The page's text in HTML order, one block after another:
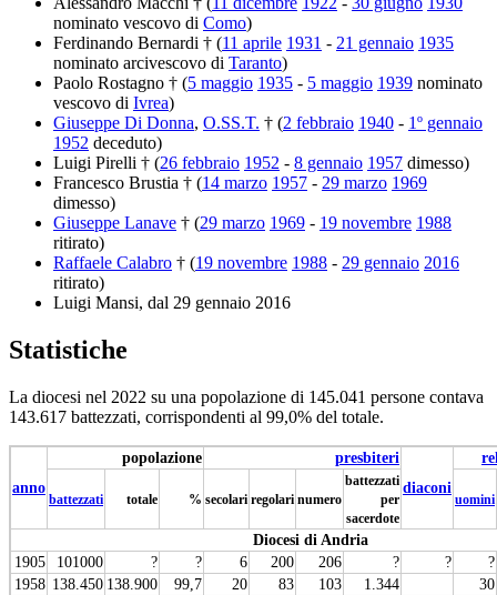
nominato vescovo di Como)
Ferdinando Bernardi † (11 aprile 1931 - 21 gennaio 1935
nominato arcivescovo di Taranto)
Paolo Rostagno † (5 maggio 1935 - 5 maggio 1939 nominato
vescovo di Ivrea)
Giuseppe Di Donna, O.SS.T. † (2 febbraio 1940 - 1º gennaio
1952 deceduto)
Luigi Pirelli † (26 febbraio 1952 - 8 gennaio 1957 dimesso)
Francesco Brustia † (14 marzo 1957 - 29 marzo 1969
dimesso)
Giuseppe Lanave † (29 marzo 1969 - 19 novembre 1988
ritirato)
Raffaele Calabro † (19 novembre 1988 - 29 gennaio 2016
ritirato)
Luigi Mansi, dal 29 gennaio 2016
Statistiche
La diocesi nel 2022 su una popolazione di 145.041 persone contava
143.617 battezzati, corrispondenti al 99,0% del totale.
anno
popolazione
presbiteri
diaconi
battezzati totale % secolari regolari numero
battezzati
per
sacerdote
uomini
Diocesi di Andria
1905
101000 ? ? 6 200 206 ? ?
?
1958 138.450 138.900 99,7 20 83 103 1.344
30